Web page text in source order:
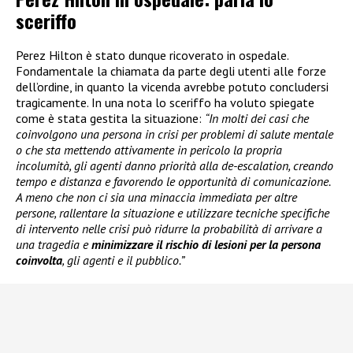
sceriffo
Perez Hilton è stato dunque ricoverato in ospedale.
Fondamentale la chiamata da parte degli utenti alle forze
dell’ordine, in quanto la vicenda avrebbe potuto concludersi
tragicamente. In una nota lo sceriffo ha voluto spiegate
come è stata gestita la situazione: “In molti dei casi che
coinvolgono una persona in crisi per problemi di salute mentale
o che sta mettendo attivamente in pericolo la propria
incolumità, gli agenti danno priorità alla de-escalation, creando
tempo e distanza e favorendo le opportunità di comunicazione.
A meno che non ci sia una minaccia immediata per altre
persone, rallentare la situazione e utilizzare tecniche specifiche
di intervento nelle crisi può ridurre la probabilità di arrivare a
una tragedia eminimizzare il rischio di lesioni per la persona
coinvolta, gli agenti e il pubblico.”